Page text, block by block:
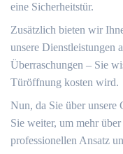
eine Sicherheitstür.
Zusätzlich bieten wir
unsere Dienstleistungen
Überraschungen – Sie
Türöffnung kosten wird.​
Nun, da Sie über unsere
Sie weiter, um mehr
professionellen Ansatz